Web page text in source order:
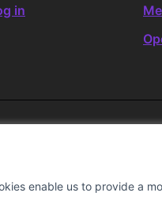
enable us to provide a
in